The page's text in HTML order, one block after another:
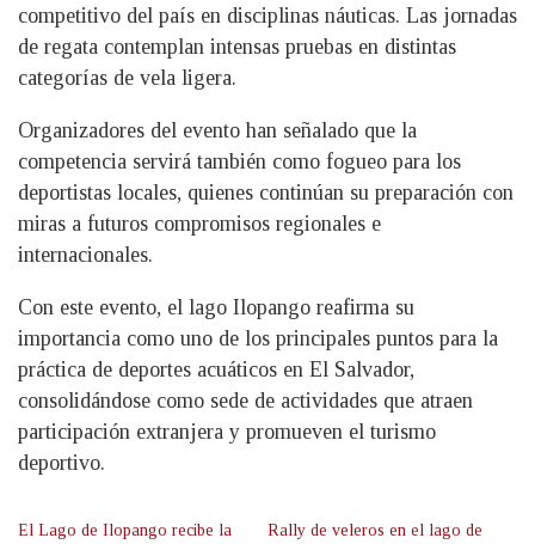
competitivo del país en disciplinas náuticas. Las jornadas
de regata contemplan intensas pruebas en distintas
categorías de vela ligera.
Organizadores del evento han señalado que la
competencia servirá también como fogueo para los
deportistas locales, quienes continúan su preparación con
miras a futuros compromisos regionales e
internacionales.
Con este evento, el lago Ilopango reafirma su
importancia como uno de los principales puntos para la
práctica de deportes acuáticos en El Salvador,
consolidándose como sede de actividades que atraen
participación extranjera y promueven el turismo
deportivo.
El Lago de Ilopango recibe la
Rally de veleros en el lago de